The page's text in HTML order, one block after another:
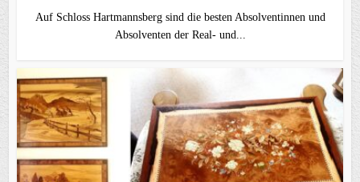
Auf Schloss Hartmannsberg sind die besten Absolventinnen und
Absolventen der Real- und...